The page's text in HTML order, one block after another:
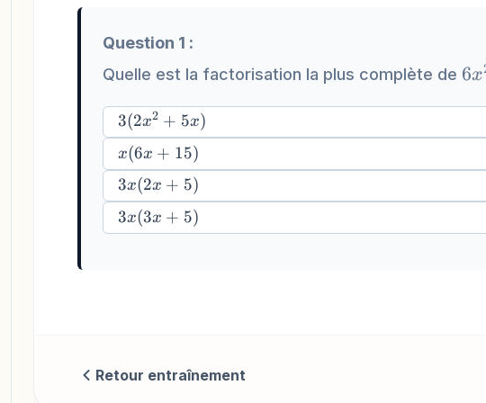
Question 1 :
Quelle est la factorisation la plus complète de 6x
3(2x^{2}
+ 5x)
3(2x2 + 5x)
x(6x
+
15)
x(6x + 15)
3x(2x
+ 5)
3x(2x + 5)
3x(3x
+ 5)
3x(3x + 5)
Retour entraînement